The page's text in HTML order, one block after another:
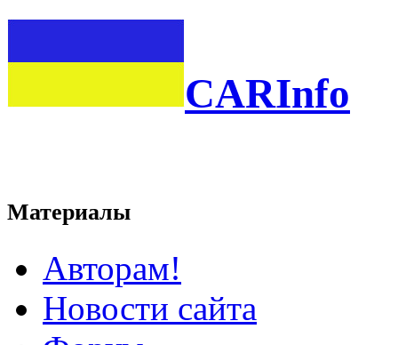
CARInfo
Материалы
Авторам!
Новости сайта